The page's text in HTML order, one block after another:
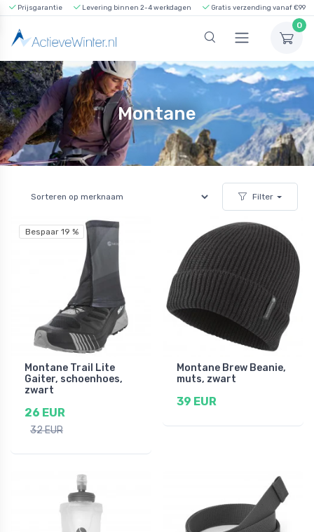
Prijsgarantie Levering binnen 2-4 werkdagen Gratis verzending vanaf €99
0
Montane
Filter
Bespaar 19 %
Montane Trail Lite
Gaiter, schoenhoes,
zwart
26 EUR
32 EUR
Montane Brew Beanie,
muts, zwart
39 EUR